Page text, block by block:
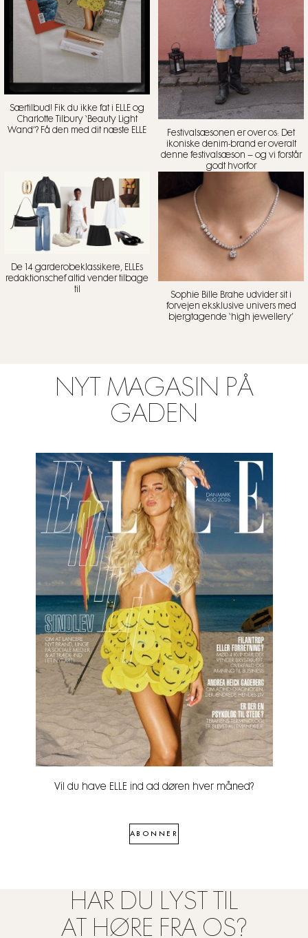
Særtilbud! Fik du ikke fat i ELLE og
Charlotte Tilbury ‘Beauty Light
Wand’? Få den med dit næste ELLE
Festivalsæsonen er over os: Det
ikoniske denim-brand er overalt
denne festivalsæson – og vi forstår
godt hvorfor
De 14 garderobeklassikere, ELLEs
redaktionschef altid vender tilbage
til
Sophie Bille Brahe udvider sit i
forvejen eksklusive univers med
bjergtagende ‘high jewellery’
NYT MAGASIN PÅ
GADEN
Vil du have ELLE ind ad døren hver måned?
ABONNER
HAR DU LYST TIL
AT HØRE FRA OS?